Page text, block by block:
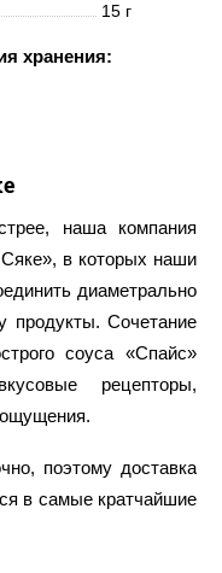
15 г
хранения:
наша компания
Сяке», в которых наши
диаметрально
продукты. Сочетание
соуса «Спайс»
рецепторы,
ощущения.
поэтому доставка
в самые кратчайшие